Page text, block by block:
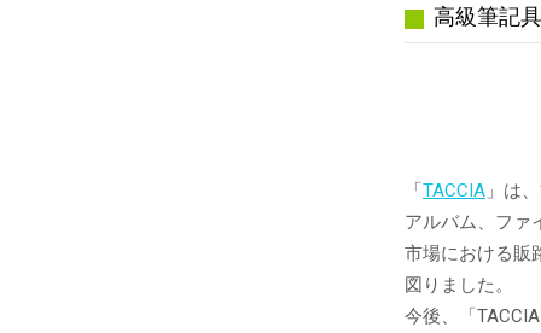
高級筆記
「TACCIA 」は
アルバム、ファ
市場における販
図りました。
今後、「